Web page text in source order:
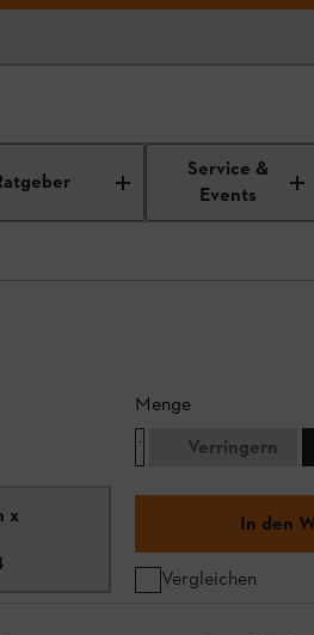
Service &
Events
x
Menge
Verringern
In den
Vergleichen